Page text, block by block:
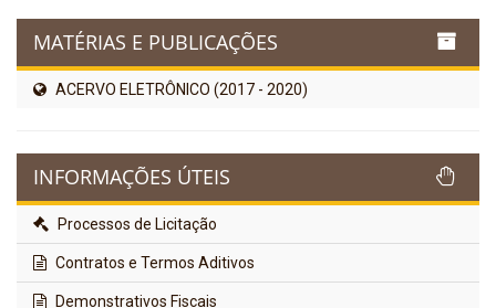
MATÉRIAS E PUBLICAÇÕES
ACERVO ELETRÔNICO (2017 - 2020)
INFORMAÇÕES ÚTEIS
Processos de Licitação
Contratos e Termos Aditivos
Demonstrativos Fiscais